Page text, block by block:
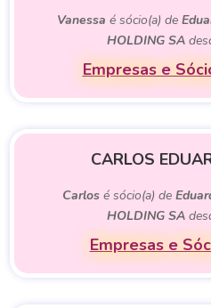
Vanessa é sócio(a) de
HOLDING SA
Empresas e
CARLOS
Carlos é sócio(a) de
HOLDING SA
Empresas e